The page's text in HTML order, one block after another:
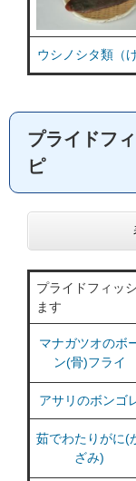
ウシノシタ類（げ
プライドフ
ピ
プライドフィッ
ます
マナガツオのボ
ン(骨)フライ
アサリのボンゴ
茹でわたりがに(
ざみ)